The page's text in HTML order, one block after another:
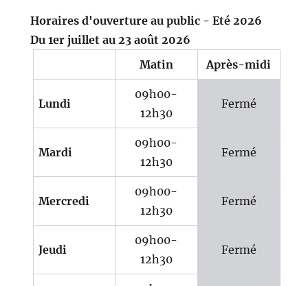
Horaires d'ouverture au public - Eté 2026
Du 1er juillet au 23 août 2026
Matin
Après-midi
Lundi
09h00-
12h30
Fermé
Mardi
09h00-
12h30
Fermé
Mercredi
09h00-
12h30
Fermé
Jeudi
09h00-
12h30
Fermé